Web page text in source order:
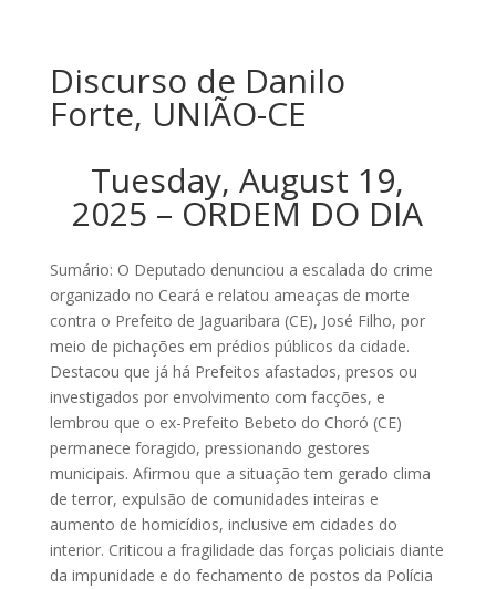
Discurso de Danilo
Forte, UNIÃO-CE
Tuesday, August 19,
2025 – ORDEM DO DIA
Sumário: O Deputado denunciou a escalada do crime
organizado no Ceará e relatou ameaças de morte
contra o Prefeito de Jaguaribara (CE), José Filho, por
meio de pichações em prédios públicos da cidade.
Destacou que já há Prefeitos afastados, presos ou
investigados por envolvimento com facções, e
lembrou que o ex-Prefeito Bebeto do Choró (CE)
permanece foragido, pressionando gestores
municipais. Afirmou que a situação tem gerado clima
de terror, expulsão de comunidades inteiras e
aumento de homicídios, inclusive em cidades do
interior. Criticou a fragilidade das forças policiais diante
da impunidade e do fechamento de postos da Polícia